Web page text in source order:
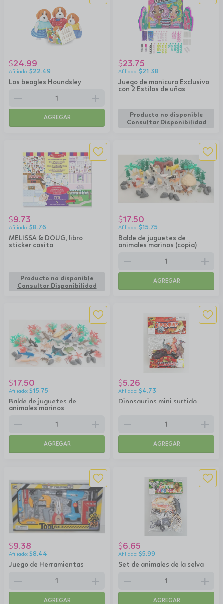
Los beagles Houndsley
$24.99
$22.49
remove add
AGREGAR
Juego de manicura Exclusivo
con 2 Estilos de uñas
$23.75
$21.38
Producto no disponible
Consultar Disponibilidad
MELISSA & DOUG, libro
sticker casita
$9.73
$8.76
Producto no disponible
Consultar Disponibilidad
Balde de juguetes de
animales marinos (copia)
$17.50
$15.75
remove add
AGREGAR
Balde de juguetes de
animales marinos
$17.50
$15.75
remove add
AGREGAR
Dinosaurios mini surtido
$5.26
$4.73
remove add
AGREGAR
Juego de Herramientas
$9.38
$8.44
remove add
AGREGAR
Set de animales de la selva
$6.65
$5.99
remove add
AGREGAR